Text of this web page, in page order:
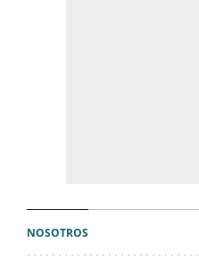
NOSOTROS